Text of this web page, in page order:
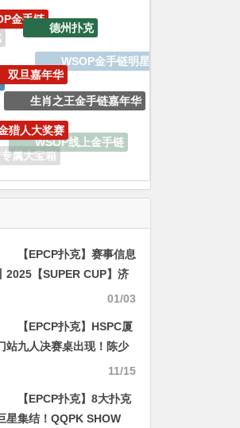
线上金手链主赛事
堂岛
双旦嘉年华
WSOP线上金手链
属大宝箱
猎人大奖赛
【EPCP扑克】赛事信息
丨2025【SUPER CUP】济
州站定档 2月6日-16日，就
01/03
【EPCP扑克】HSPC厦
站九人决赛桌出现！陈少
凡435万记分牌携手其他8人
新王加冕！
11/15
【EPCP扑克】8大扑克
星集结！QQPK SHOW